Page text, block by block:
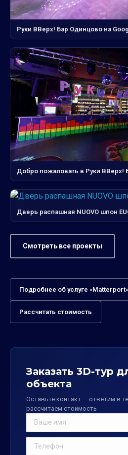
Руки ВВерх! Бар Одинцово на
Добро пожаловать в Руки ВВерх!
Дверь распашная NUOVO шпон
Смотреть все проекты
Подробнее об услуге «Matterport»
Рассчитать стоимость
Заказать 3D-тур
объекта
Оставьте контакт — ответим в
рассчитаем стоимость